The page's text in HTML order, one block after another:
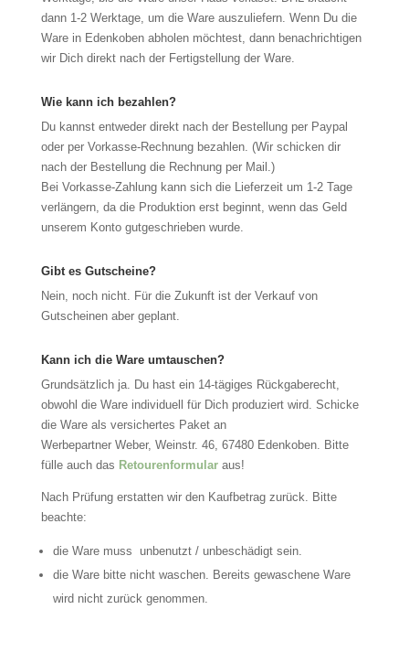
dann 1-2 Werktage, um die Ware auszuliefern. Wenn Du die
Ware in Edenkoben abholen möchtest, dann benachrichtigen
wir Dich direkt nach der Fertigstellung der Ware.
Wie kann ich bezahlen?
Du kannst entweder direkt nach der Bestellung per Paypal
oder per Vorkasse-Rechnung bezahlen. (Wir schicken dir
nach der Bestellung die Rechnung per Mail.)
Bei Vorkasse-Zahlung kann sich die Lieferzeit um 1-2 Tage
verlängern, da die Produktion erst beginnt, wenn das Geld
unserem Konto gutgeschrieben wurde.
Gibt es Gutscheine?
Nein, noch nicht. Für die Zukunft ist der Verkauf von
Gutscheinen aber geplant.
Kann ich die Ware umtauschen?
Grundsätzlich ja. Du hast ein 14-tägiges Rückgaberecht,
obwohl die Ware individuell für Dich produziert wird. Schicke
die Ware als versichertes Paket an
Werbepartner Weber, Weinstr. 46, 67480 Edenkoben. Bitte
fülle auch das Retourenformularaus!
Nach Prüfung erstatten wir den Kaufbetrag zurück. Bitte
beachte:
die Ware muss unbenutzt / unbeschädigt sein.
die Ware bitte nicht waschen. Bereits gewaschene Ware
wird nicht zurück genommen.